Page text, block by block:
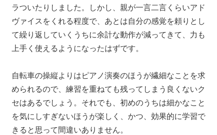
ラついたりしました。
しかし、 親が一言二言くらいアド
ヴァイスをくれる程度で、 あとは自分の感覚を頼りとし
て繰り返していくうちに余計な動作が減ってきて、 力も
上手く使えるようになったはずです。
自転車の操縦よりは ピアノ演奏のほうが繊細なことを求
められるので、 練習を重ねても残ってしまう良くないク
セはあるでしょう。 それでも、 初めのうちは細かなこと
を気にしすぎないほうが楽しく、かつ、効果的に学習で
きると思って間違いありません。